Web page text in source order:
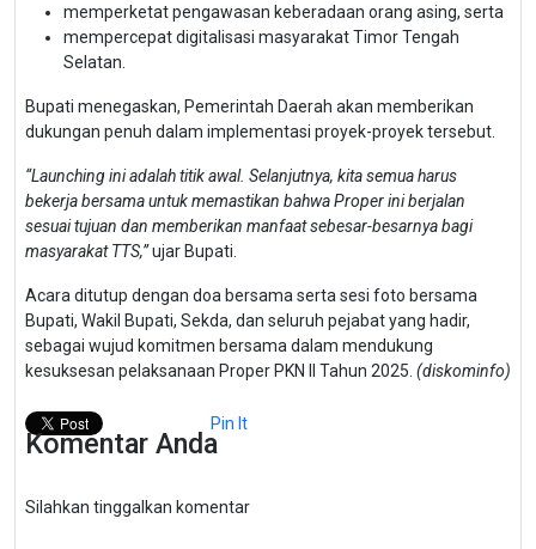
memperketat pengawasan keberadaan orang asing, serta
mempercepat digitalisasi masyarakat Timor Tengah
Selatan.
Bupati menegaskan, Pemerintah Daerah akan memberikan
dukungan penuh dalam implementasi proyek-proyek tersebut.
“Launching ini adalah titik awal. Selanjutnya, kita semua harus
bekerja bersama untuk memastikan bahwa Proper ini berjalan
sesuai tujuan dan memberikan manfaat sebesar-besarnya bagi
masyarakat TTS,”ujar Bupati.
Acara ditutup dengan doa bersama serta sesi foto bersama
Bupati, Wakil Bupati, Sekda, dan seluruh pejabat yang hadir,
sebagai wujud komitmen bersama dalam mendukung
kesuksesan pelaksanaan Proper PKN II Tahun 2025. (diskominfo)
Pin It
Komentar Anda
Silahkan tinggalkan komentar